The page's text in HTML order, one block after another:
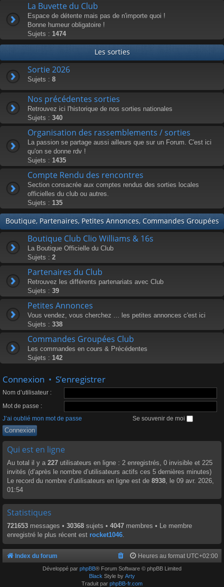
La Buvette du Club
Espace de détente mais pas de n'importe quoi !
Bonne humeur obligatoire !
Sujets : 1474
Les sorties
Sortie 2026
Sujets : 8
Nos précédentes sorties
Retrouvez ici l'historique de nos sorties nationales
Sujets : 340
Organisation des rassemblements / sorties
La passion se partage aussi ailleurs que sur un Forum. C'est ici
qu'on se donne rdv !
Sujets : 1435
Compte Rendu des rencontres
Section consacrée aux comptes rendus des sorties locales
officielles du club ou autres.
Sujets : 135
Boutique, Partenaires, Petites Annonces, Commandes Groupées
Boutique Club Clio Williams & 16s
La Boutique Officielle du Club
Sujets : 2
Partenaires du Club
Retrouvez les différents partenariats avec Club
Sujets : 39
Petites Annonces
Vous vendez, vous cherchez ... les petites annonces c'est ici
Sujets : 338
Commandes Groupées Club
Les commandes en cours & Précédentes
Sujets : 142
Connexion • S’enregistrer
Nom d’utilisateur :
Mot de passe :
J’ai oublié mon mot de passe
Se souvenir de moi
Qui est en ligne
Au total il y a 227 utilisateurs en ligne : 2 enregistrés, 0 invisible et 225
invités (d’après le nombre d’utilisateurs actifs ces 5 dernières minutes)
Le record du nombre d’utilisateurs en ligne est de 8938, le 09 avr. 2026,
01:54
Statistiques
721653 messages • 30368 sujets • 4047 membres • Le membre
enregistré le plus récent est rocket1046.
Index du forum Heures au format UTC+02:00
Développé par phpBB® Forum Software © phpBB Limited
Black Style by Arty
Traduit par phpBB-fr.com